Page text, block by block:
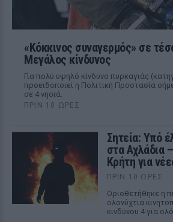
«Κόκκινος συναγερμός» σε
Μεγάλος κίνδυνος
Για πολύ υψηλό κίνδυνο πυρκαγιάς
προειδοποιεί η Πολιτική Προστασία
σε 4 νησιά.
ΠΡΙΝ 10 ΏΡΕΣ
Σητεία: Υπό
στα Αχλάδια
Κρήτη για
ΠΡΙΝ 10 ΏΡΕΣ
Οριοθετήθηκε η
ολονύχτια
κινδύνου 4 για